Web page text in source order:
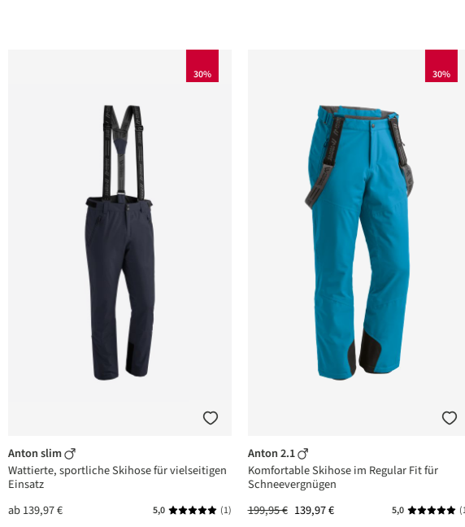
Bewertung von 5 von 5 Sternen
30%
Anton slim
Wattierte, sportliche Skihose für vielseitigen
Einsatz
ab139,97 € 5,0 Durchschnittliche Bewertung von 5 von 5 Sternen
(1)
30%
Anton 2.1
Komfortable Skihose im Regular Fit für
Schneevergnügen
199,95 € 139,97 € 5,0